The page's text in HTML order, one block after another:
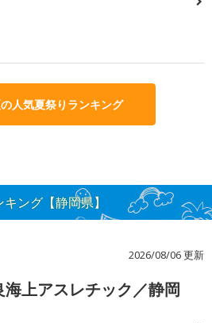
人気夏祭りランキング
ング【静岡県】
2026/08/06 更新
海上アスレチック／静岡